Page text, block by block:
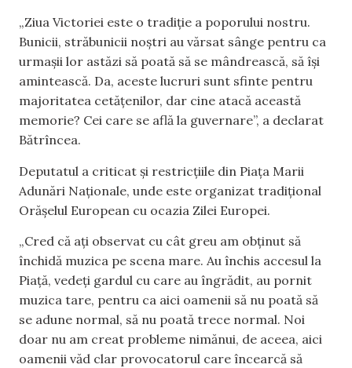
„Ziua Victoriei este o tradiție a poporului nostru.
Bunicii, străbunicii noștri au vărsat sânge pentru ca
urmașii lor astăzi să poată să se mândrească, să își
amintească. Da, aceste lucruri sunt sfinte pentru
majoritatea cetățenilor, dar cine atacă această
memorie? Cei care se află la guvernare”, a declarat
Bătrîncea.
Deputatul a criticat și restricțiile din Piața Marii
Adunări Naționale, unde este organizat tradițional
Orășelul European cu ocazia Zilei Europei.
„Cred că ați observat cu cât greu am obținut să
închidă muzica pe scena mare. Au închis accesul la
Piață, vedeți gardul cu care au îngrădit, au pornit
muzica tare, pentru ca aici oamenii să nu poată să
se adune normal, să nu poată trece normal. Noi
doar nu am creat probleme nimănui, de aceea, aici
oamenii văd clar provocatorul care încearcă să